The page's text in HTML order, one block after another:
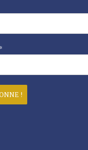
*